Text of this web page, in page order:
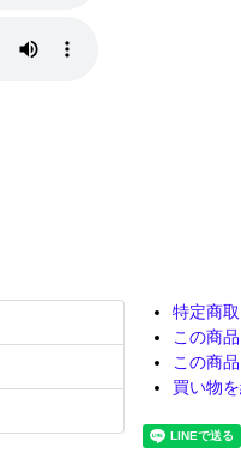
特定商
この商
この商
買い物